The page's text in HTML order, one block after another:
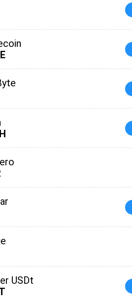
USDt